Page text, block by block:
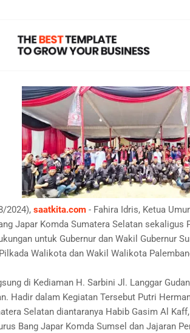
2024), saatkita.com- Fahira Idris, Ketua
Japar Komda Sumatera Selatan sekaligus
untuk Gubernur dan Wakil Gubernur
Walikota dan Wakil Walikota
di Kediaman H. Sarbini Jl. Langgar
Hadir dalam Kegiatan Tersebut Putri
Selatan diantaranya Habib Gasim Al
Bang Japar Komda Sumsel dan Jajaran